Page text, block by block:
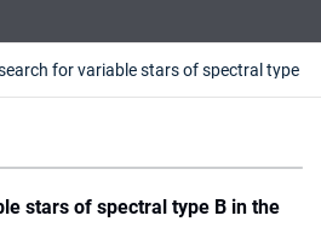
stars of spectral type B in the